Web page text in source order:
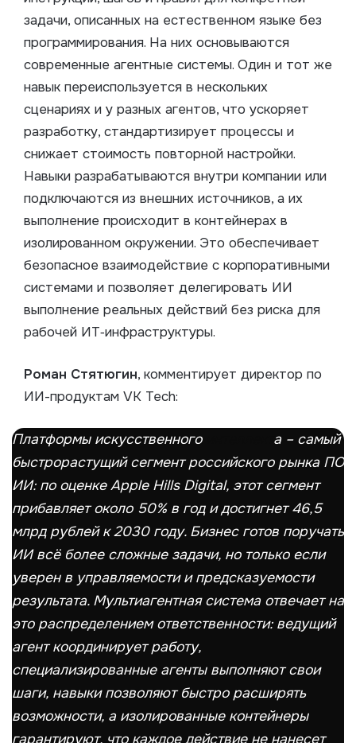
задачи, описанных на естественном языке без
программирования. На них основываются
современные агентные системы. Один и тот же
навык переиспользуется в нескольких
сценариях и у разных агентов, что ускоряет
разработку, стандартизирует процессы и
снижает стоимость повторной настройки.
Навыки разрабатываются внутри компании или
подключаются из внешних источников, а их
выполнение происходит в контейнерах в
изолированном окружении. Это обеспечивает
безопасное взаимодействие с корпоративными
системами и позволяет делегировать ИИ
выполнение реальных действий без риска для
рабочей ИТ‑инфраструктуры.
Роман Стятюгин, комментирует директор по
ИИ-продуктам VK Tech:
Платформы искусственного
а – самый
быстрорастущий сегмент российского рынка ПО
ИИ: по оценке Apple Hills Digital, этот сегмент
прибавляет около 50% в год и достигнет 46,5
млрд рублей к 2030 году. Бизнес готов поручать
ИИ всё более сложные задачи, но только если
уверен в управляемости и предсказуемости
результата. Мультиагентная система отвечает на
это распределением ответственности: ведущий
агент координирует работу,
специализированные агенты выполняют свои
шаги, навыки позволяют быстро расширять
возможности, а изолированные контейнеры
гарантируют, что каждое действие не нанесет